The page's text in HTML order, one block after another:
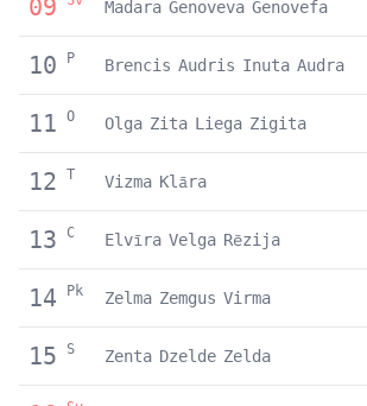
09 Madara Genoveva Genovefa
10 P Brencis Audris Inuta Audra
11 O Olga Zita Liega Zigita
12 T Vizma Klāra
13 C Elvīra Velga Rēzija
14 Pk Zelma Zemgus Virma
15 S Zenta Dzelde Zelda